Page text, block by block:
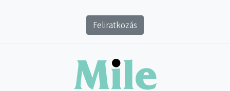
Feliratkozás